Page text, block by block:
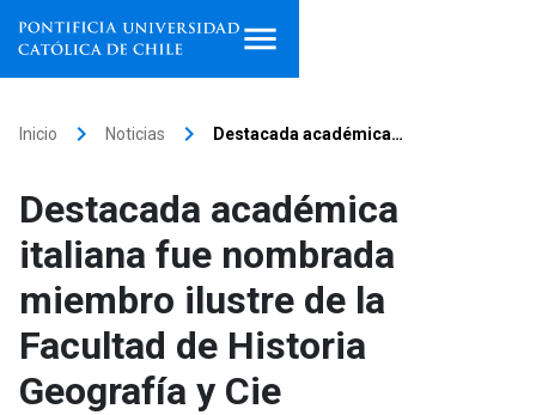
Facultades, escuelas e
institutos
Investigación
Internacionalización
Inicio keyboard_arrow_right Noticias keyboard_arrow_right Destacada académica…
Destacada académica
italiana fue nombrada
miembro ilustre de la
Facultad de Historia
Geografía y Cie